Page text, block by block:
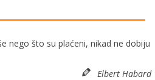
nego što su plaćeni, nikad ne dobiju
Elbert Habard